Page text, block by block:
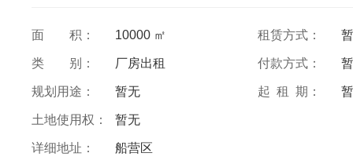
面 积： 10000 ㎡ 租赁方式：
类 别： 厂房出租 付款方式：
规划用途： 暂无 起 租 期：
土地使用权： 暂无
详细地址： 船营区